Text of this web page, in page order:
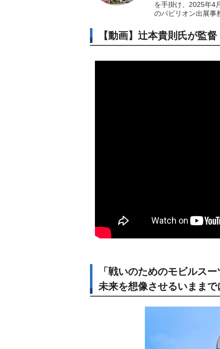
を手掛け、2025年4
のパビリオン出展事
【動画】辻本貴則氏が監
「戦いのためのモビルス
未来を想像させるいまま